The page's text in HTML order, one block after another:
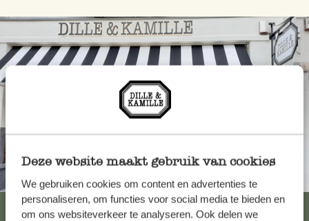
Deze website maakt gebruik van cookies
We gebruiken cookies om content en advertenties te
personaliseren, om functies voor social media te bieden en
om ons websiteverkeer te analyseren. Ook delen we
Toujours à proximité
Voir les 62 magasins